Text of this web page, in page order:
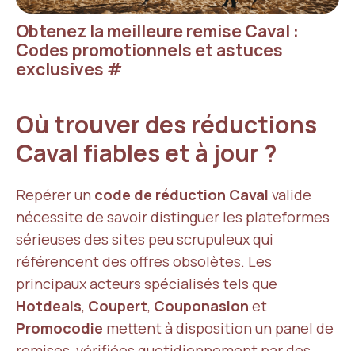
Obtenez la meilleure remise Caval :
Codes promotionnels et astuces
exclusives #
Où trouver des réductions
Caval fiables et à jour ?
Repérer un code de réduction Caval valide
nécessite de savoir distinguer les plateformes
sérieuses des sites peu scrupuleux qui
référencent des offres obsolètes. Les
principaux acteurs spécialisés tels que
Hotdeals, Coupert, Couponasion et
Promocodie mettent à disposition un panel de